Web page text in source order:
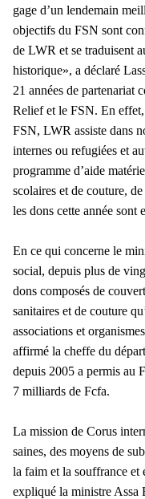
gage d’un lendemain
objectifs du FSN sont
de LWR et se traduisent
historique», a déclaré
21 années de partenariat
Relief et le FSN. En
FSN, LWR assiste dans
internes ou refugiées et
programme d’aide
scolaires et de couture,
les dons cette année sont
En ce qui concerne le
social, depuis plus de
dons composés de
sanitaires et de couture
associations et
affirmé la cheffe du
depuis 2005 a permis au
7 milliards de Fcfa.
La mission de Corus
saines, des moyens de
la faim et la souffrance et
expliqué la ministre Assa